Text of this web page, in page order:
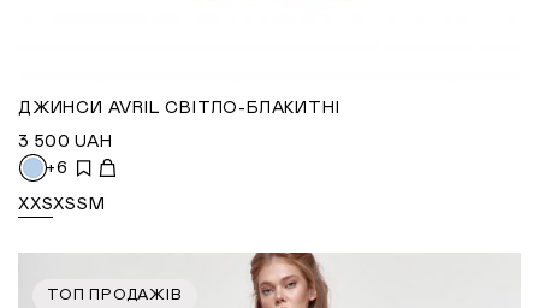
ДЖИНСИ AVRIL СВІТЛО-БЛАКИТНІ
3 500 UAH
+6
XXSXSS M
ТОП ПРОДАЖІВ